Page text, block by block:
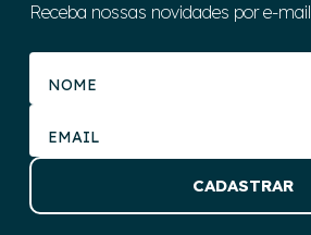
Receba nossas novidades por e-mail